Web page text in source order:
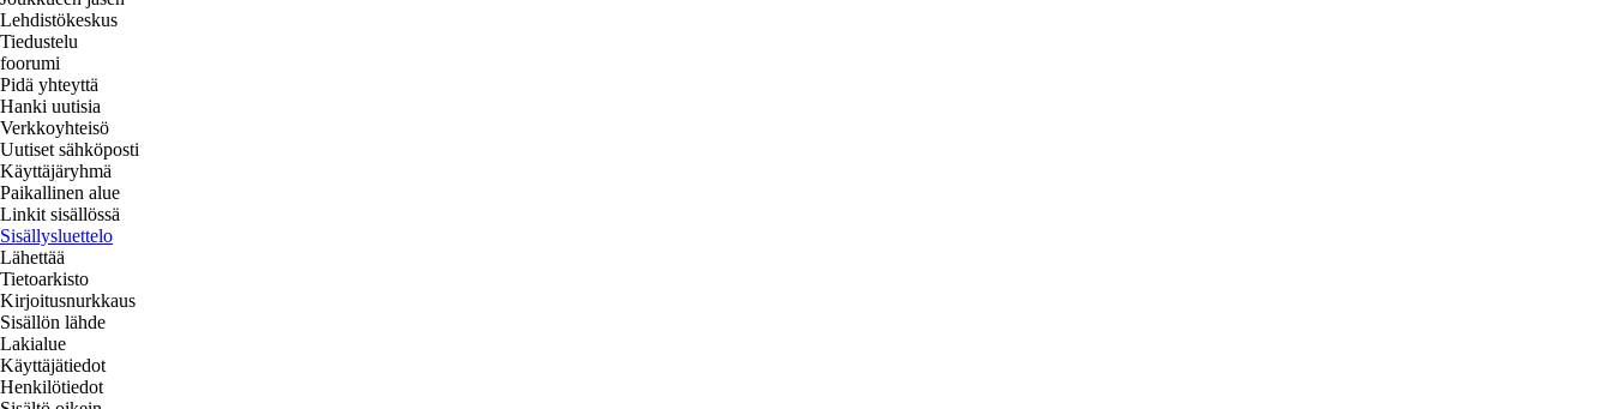
Lehdistökeskus
Tiedustelu
foorumi
Pidä yhteyttä
Hanki uutisia
Verkkoyhteisö
Uutiset sähköposti
Käyttäjäryhmä
Paikallinen alue
Linkit sisällössä
Sisällysluettelo
Lähettää
Tietoarkisto
Kirjoitusnurkkaus
Sisällön lähde
Lakialue
Käyttäjätiedot
Henkilötiedot